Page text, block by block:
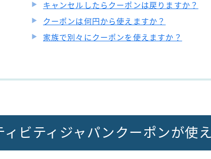
キャンセルしたらクーポンは戻りますか？
クーポンは何円から使えますか？
家族で別々にクーポンを使えますか？
ィビティジャパンクーポンが使